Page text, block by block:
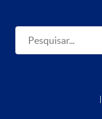
Pesquisar